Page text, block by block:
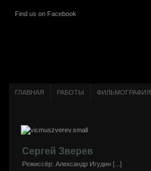
Find us on Facebook
ГЛАВНАЯ РАБОТЫ ФИЛЬМОГРАФИЯ
Сергей Зверев
Режиссёр: Александр Игудин [...]